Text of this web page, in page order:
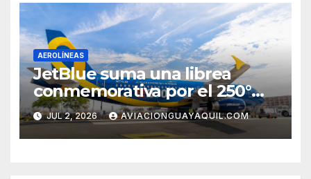
AEROLÍNEAS
JetBlue suma una librea
conmemorativa por el 250°
aniversario de Estados Unidos
JUL 2, 2026 AVIACIONGUAYAQUIL.COM